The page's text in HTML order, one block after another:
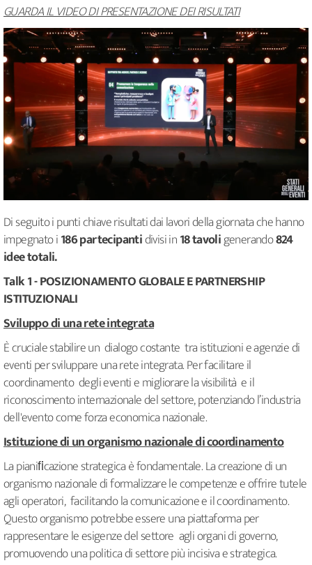
GUARDA IL VIDEO DI PRESENTAZIONE DEI RISULTATI
Di seguito i punti chiave risultati dai lavori della giornata che hanno
impegnato i186 partecipantidivisi in18 tavoligenerando824
idee totali.
Talk 1 - POSIZIONAMENTO GLOBALE E PARTNERSHIP
ISTITUZIONALI
Sviluppo di una rete integrata
È cruciale stabilire un dialogo costante tra istituzioni e agenzie di
eventi per sviluppare una rete integrata. Per facilitare il
coordinamento degli eventi e migliorare la visibilità e il
riconoscimento internazionale del settore, potenziando l’industria
dell'evento come forza economica nazionale.
Istituzione di un organismo nazionale di coordinamento
La pianiﬁcazione strategica è fondamentale. La creazione di un
organismo nazionale di formalizzare le competenze e offrire tutele
agli operatori, facilitando la comunicazione e il coordinamento.
Questo organismo potrebbe essere una piattaforma per
rappresentare le esigenze del settore agli organi di governo,
promuovendo una politica di settore più incisiva e strategica.